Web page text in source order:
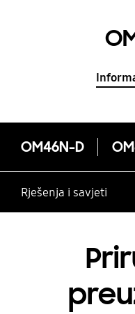
OM46N-D
Rješenja i savjeti